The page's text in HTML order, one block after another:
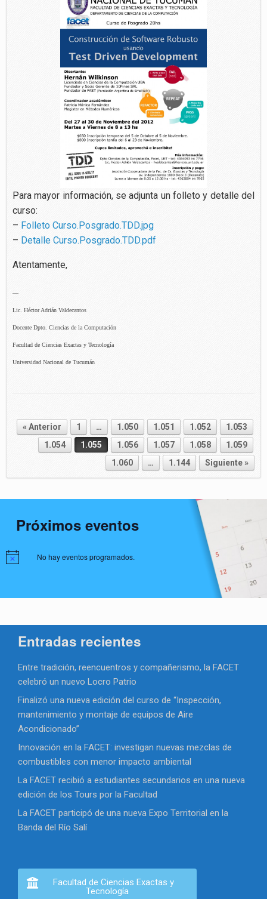
Para mayor información, se adjunta un folleto y detalle del
curso:
– Folleto Curso.Posgrado.TDD.jpg
– Detalle Curso.Posgrado.TDD.pdf
Atentamente,
—
Lic. Héctor Adrián Valdecantos
Docente Dpto. Ciencias de la Computación
Facultad de Ciencias Exactas y Tecnología
Universidad Nacional de Tucumán
Navegador de artículos
« Anterior 1 … 1.050 1.051 1.052
1.053
1.054
1.055 1.056 1.057 1.058
1.059
1.060
… 1.144 Siguiente »
Próximos eventos
No hay eventos programados.
Entradas recientes
Entre tradición, reencuentros y compañerismo, la FACET
celebró un nuevo Locro Patrio
Finalizó una nueva edición del curso de “Inspección,
mantenimiento y montaje de equipos de Aire
Acondicionado”
Innovación en la FACET: investigan nuevas mezclas de
combustibles con menor impacto ambiental
La FACET recibió a estudiantes secundarios en una nueva
edición de los Tours por la Facultad
La FACET participó de una nueva Expo Territorial en la
Banda del Río Salí
Facultad de Ciencias Exactas y
Tecnología